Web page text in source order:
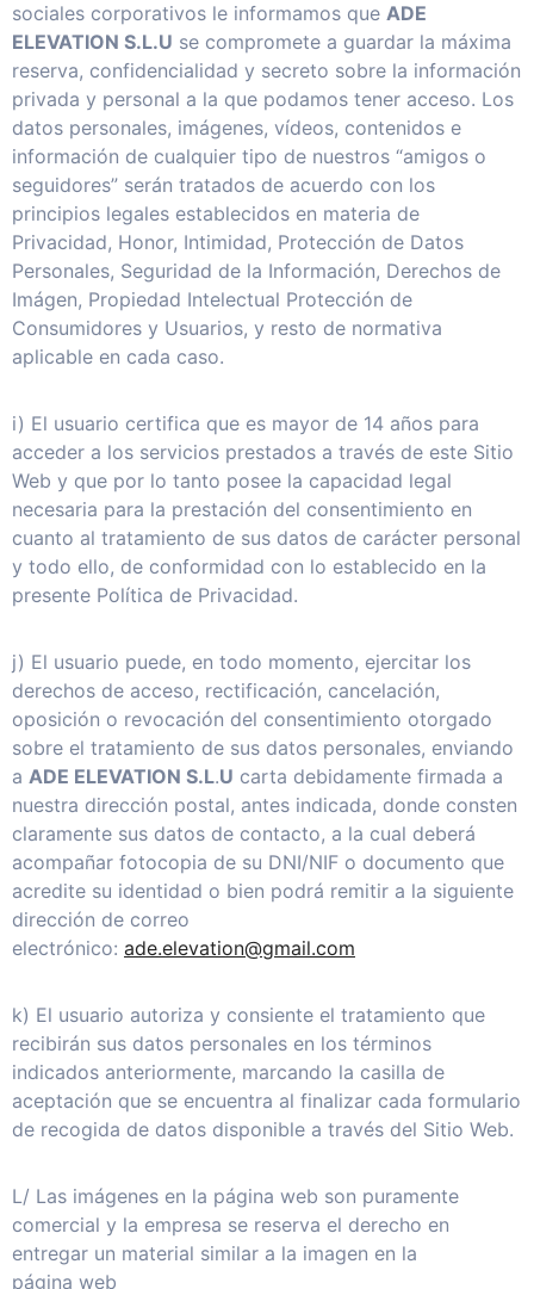
sociales corporativos le informamos que ADE
ELEVATION S.L.U se compromete a guardar la máxima
reserva, confidencialidad y secreto sobre la información
privada y personal a la que podamos tener acceso. Los
datos personales, imágenes, vídeos, contenidos e
información de cualquier tipo de nuestros “amigos o
seguidores” serán tratados de acuerdo con los
principios legales establecidos en materia de
Privacidad, Honor, Intimidad, Protección de Datos
Personales, Seguridad de la Información, Derechos de
Imágen, Propiedad Intelectual Protección de
Consumidores y Usuarios, y resto de normativa
aplicable en cada caso.
i) El usuario certifica que es mayor de 14 años para
acceder a los servicios prestados a través de este Sitio
Web y que por lo tanto posee la capacidad legal
necesaria para la prestación del consentimiento en
cuanto al tratamiento de sus datos de carácter personal
y todo ello, de conformidad con lo establecido en la
presente Política de Privacidad.
j) El usuario puede, en todo momento, ejercitar los
derechos de acceso, rectificación, cancelación,
oposición o revocación del consentimiento otorgado
sobre el tratamiento de sus datos personales, enviando
a ADE ELEVATION S.L.U carta debidamente firmada a
nuestra dirección postal, antes indicada, donde consten
claramente sus datos de contacto, a la cual deberá
acompañar fotocopia de su DNI/NIF o documento que
acredite su identidad o bien podrá remitir a la siguiente
dirección de correo
electrónico: ade.elevation@gmail.com
k) El usuario autoriza y consiente el tratamiento que
recibirán sus datos personales en los términos
indicados anteriormente, marcando la casilla de
aceptación que se encuentra al finalizar cada formulario
de recogida de datos disponible a través del Sitio Web.
L/ Las imágenes en la página web son puramente
comercial y la empresa se reserva el derecho en
entregar un material similar a la imagen en la
página web